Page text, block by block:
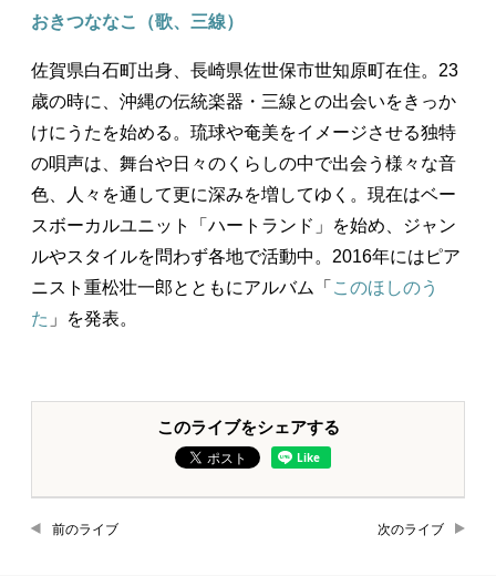
おきつななこ（歌、三線）
佐賀県白石町出身、長崎県佐世保市世知原町在住。23
歳の時に、沖縄の伝統楽器・三線との出会いをきっか
けにうたを始める。琉球や奄美をイメージさせる独特
の唄声は、舞台や日々のくらしの中で出会う様々な音
色、人々を通して更に深みを増してゆく。現在はベー
スボーカルユニット「ハートランド」を始め、ジャン
ルやスタイルを問わず各地で活動中。2016年にはピア
ニスト重松壮一郎とともにアルバム「 このほしのう
た 」を発表。
このライブをシェアする
前のライブ 次のライブ